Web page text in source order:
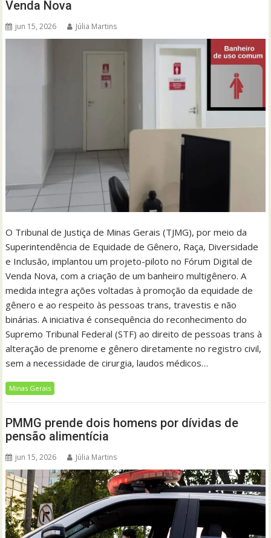
Venda Nova
jun 15, 2026 Júlia Martins
O Tribunal de Justiça de Minas Gerais (TJMG), por meio da
Superintendência de Equidade de Gênero, Raça, Diversidade
e Inclusão, implantou um projeto-piloto no Fórum Digital de
Venda Nova, com a criação de um banheiro multigênero. A
medida integra ações voltadas à promoção da equidade de
gênero e ao respeito às pessoas trans, travestis e não
binárias. A iniciativa é consequência do reconhecimento do
Supremo Tribunal Federal (STF) ao direito de pessoas trans à
alteração de prenome e gênero diretamente no registro civil,
sem a necessidade de cirurgia, laudos médicos…
Minas Gerais
PMMG prende dois homens por dívidas de
pensão alimentícia
jun 15, 2026 Júlia Martins